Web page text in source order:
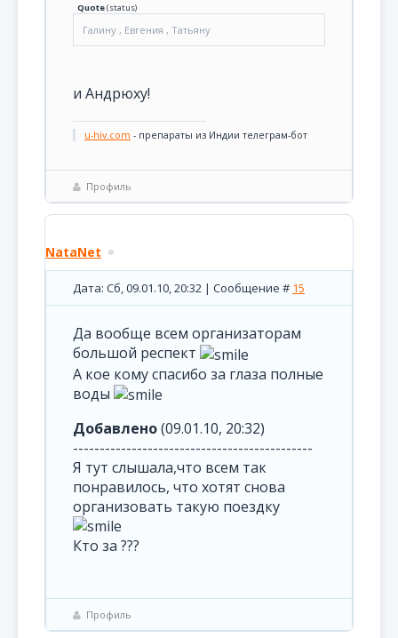
Quote(status)
Галину , Евгения , Татьяну
и Андрюху!
u-hiv.com - препараты из Индии телеграм-бот
Профиль
NataNet
Дата: Сб, 09.01.10, 20:32 | Сообщение # 15
Да вообще всем организаторам
большой респект
А кое кому спасибо за глаза полные
воды
Добавлено(09.01.10, 20:32)
---------------------------------------------
Я тут слышала,что всем так
понравилось, что хотят снова
организовать такую поездку
Кто за ???
Профиль